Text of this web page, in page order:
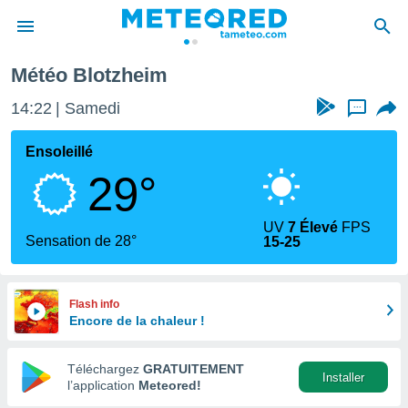
de
en
Météo Blotzheim
14:22 Samedi ...
Ensoleillé
29°
Sensation de 28°
UV7 Élevé FPS
15-25
Flash info
Encore de la chaleur !
Téléchargez GRATUITEMENT
l’application Meteored!
Installer